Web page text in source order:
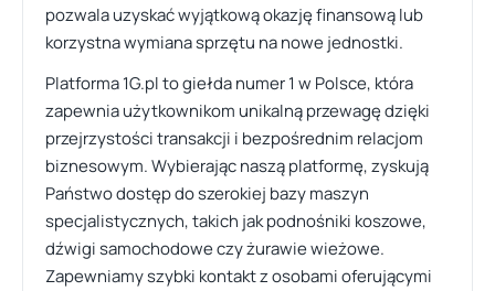
pozwala uzyskać wyjątkową okazję finansową lub
korzystna wymiana sprzętu na nowe jednostki.
Platforma 1G.pl to giełda numer 1 w Polsce, która
zapewnia użytkownikom unikalną przewagę dzięki
przejrzystości transakcji i bezpośrednim relacjom
biznesowym. Wybierając naszą platformę, zyskują
Państwo dostęp do szerokiej bazy maszyn
specjalistycznych, takich jak podnośniki koszowe,
dźwigi samochodowe czy żurawie wieżowe.
Zapewniamy szybki kontakt z osobami oferującymi